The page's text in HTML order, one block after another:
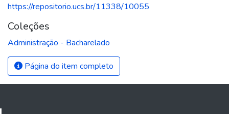
https://repositorio.ucs.br/11338/10055
Coleções
Administração - Bacharelado
Página do item completo